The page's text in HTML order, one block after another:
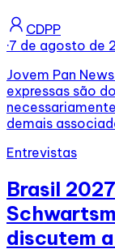
CDPP
·7 de agosto de
Jovem Pan
expressas são
demais
Entrevistas
Brasil
discutem